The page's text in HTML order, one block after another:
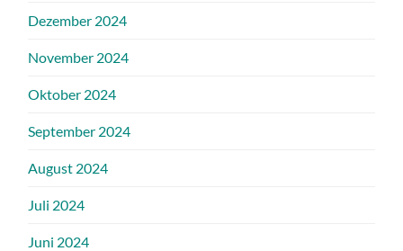
Dezember 2024
November 2024
Oktober 2024
September 2024
August 2024
Juli 2024
Juni 2024